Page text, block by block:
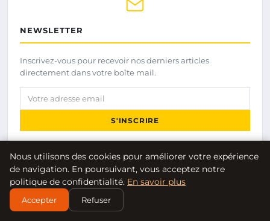
NEWSLETTER
Inscrivez-vous pour recevoir nos derniers articles
directement dans votre boîte mail.
Votre adresse email
S'INSCRIRE
Nous utilisons des cookies pour améliorer votre expérience
de navigation. En poursuivant, vous acceptez notre
politique de confidentialité. En savoir plus
Accepter Refuser